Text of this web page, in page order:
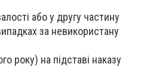
або у другу частину
за невикористану
року) на підставі наказу